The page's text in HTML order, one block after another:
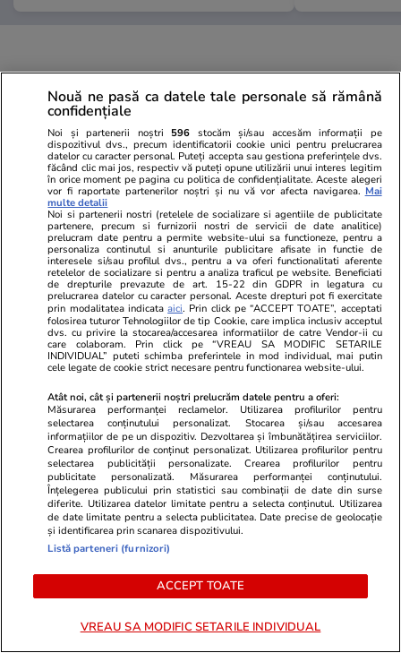
PARTENERI
ULTIMA ORĂ! Mesaj RO-Alert în
Tulcea. Pot cădea obiecte din
Femeie
făcea plajă:
Nouă ne pasă ca datele tale personale să rămână
confidențiale
Noi și partenerii noștri 596 stocăm și/sau accesăm informații pe
dispozitivul dvs., precum identificatorii cookie unici pentru prelucrarea
datelor cu caracter personal. Puteți accepta sau gestiona preferințele dvs.
făcând clic mai jos, respectiv vă puteți opune utilizării unui interes legitim
în orice moment pe pagina cu politica de confidențialitate. Aceste alegeri
vor fi raportate partenerilor noștri și nu vă vor afecta navigarea. Mai
multe detalii
Noi si partenerii nostri (retelele de socializare si agentiile de publicitate
partenere, precum si furnizorii nostri de servicii de date analitice)
prelucram date pentru a permite website-ului sa functioneze, pentru a
personaliza continutul si anunturile publicitare afisate in functie de
interesele si/sau profilul dvs., pentru a va oferi functionalitati aferente
retelelor de socializare si pentru a analiza traficul pe website. Beneficiati
de drepturile prevazute de art. 15-22 din GDPR in legatura cu
prelucrarea datelor cu caracter personal. Aceste drepturi pot fi exercitate
prin modalitatea indicataaici. Prin click pe “ACCEPT TOATE”, acceptati
folosirea tuturor Tehnologiilor de tip Cookie, care implica inclusiv acceptul
dvs. cu privire la stocarea/accesarea informatiilor de catre Vendor-ii cu
care colaboram. Prin click pe “VREAU SA MODIFIC SETARILE
INDIVIDUAL” puteti schimba preferintele in mod individual, mai putin
cele legate de cookie strict necesare pentru functionarea website-ului.
Atât noi, cât și partenerii noștri prelucrăm datele pentru a oferi:
Măsurarea performanței reclamelor. Utilizarea profilurilor pentru
selectarea conținutului personalizat. Stocarea și/sau accesarea
informațiilor de pe un dispozitiv. Dezvoltarea și îmbunătățirea serviciilor.
Crearea profilurilor de conținut personalizat. Utilizarea profilurilor pentru
selectarea publicității personalizate. Crearea profilurilor pentru
publicitate personalizată. Măsurarea performanței conținutului.
Înțelegerea publicului prin statistici sau combinații de date din surse
diferite. Utilizarea datelor limitate pentru a selecta conținutul. Utilizarea
de date limitate pentru a selecta publicitatea. Date precise de geolocație
și identificarea prin scanarea dispozitivului.
Listă parteneri (furnizori)
ACCEPT TOATE
VREAU SA MODIFIC SETARILE INDIVIDUAL